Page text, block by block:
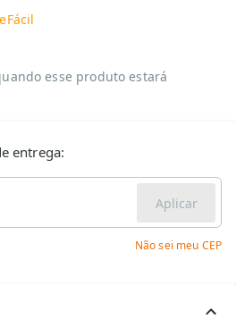
eFácil
esse produto estará
entrega:
Aplicar
Não sei meu CEP